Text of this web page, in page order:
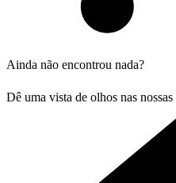
Ainda não encontrou nada?
Dê uma vista de olhos nas nossas